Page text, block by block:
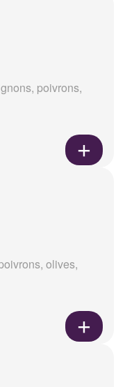
poivrons,
olives,